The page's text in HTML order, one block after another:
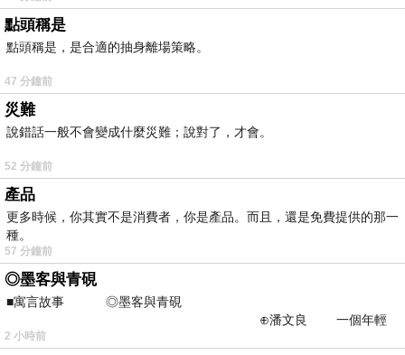
點頭稱是
點頭稱是，是合適的抽身離場策略。
47 分鐘前
災難
說錯話一般不會變成什麼災難；說對了，才會。
52 分鐘前
產品
更多時候，你其實不是消費者，你是產品。而且，還是免費提供的那一
種。
57 分鐘前
◎墨客與青硯
■寓言故事 ◎墨客與青硯
⊕潘文良 一個年輕
的墨客，在京城的古玩肆裡
2 小時前